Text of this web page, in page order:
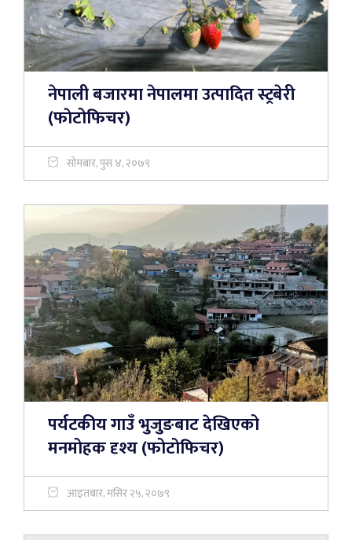
नेपाली बजारमा नेपालमा उत्पादित स्ट्रबेरी
(फाेटोफिचर)
सोमबार, पुस ४, २०७९
पर्यटकीय गाउँ भुजुङबाट देखिएको
मनमोहक दृश्य (फोटोफिचर)
आइतबार, मंसिर २५, २०७९